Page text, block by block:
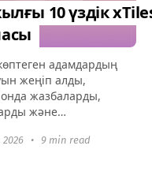
10 үздік
адамдардың
жеңіп алды,
онда жазбаларды,
және
икемді “доска” бар.
• 9 min read